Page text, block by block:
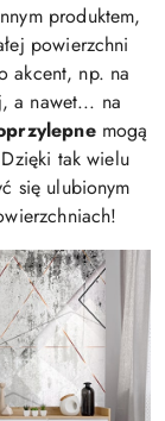
produktem,
powierzchni
akcent, np. na
a nawet... na
mogą
tak wielu
się ulubionym